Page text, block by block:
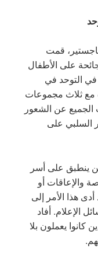
قمت
على الأطفال
التوحد في
مع ثلاث مجموعات
الجميع عن الشعور
السلبي على
ينطبق على أسر
والإعاقات أو
هذا الأمر إلى
الإعلام. أفاد
كانوا يعملون بلا